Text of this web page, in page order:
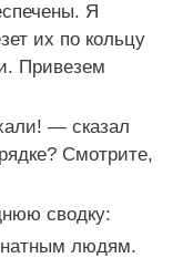
Я
их по кольцу
Привезем
— сказал
Смотрите,
сводку:
людям.